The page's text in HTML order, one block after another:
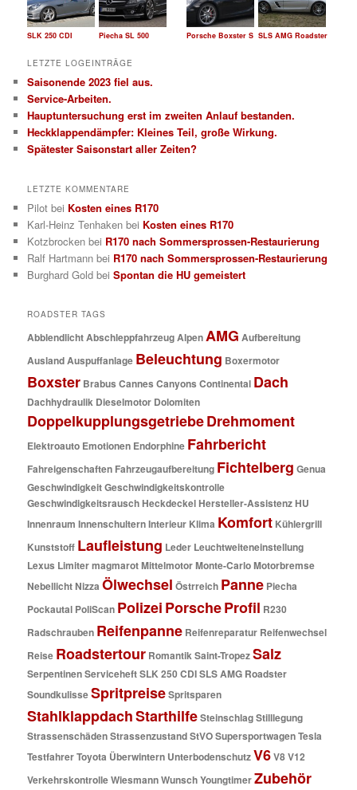
SLK 250 CDI SLS AMG Roadster
Piecha SL 500 Porsche Boxster S
LETZTE LOGEINTRÄGE
Saisonende 2023 fiel aus.
Service-Arbeiten.
Hauptuntersuchung erst im zweiten Anlauf bestanden.
Heckklappendämpfer: Kleines Teil, große Wirkung.
Spätester Saisonstart aller Zeiten?
LETZTE KOMMENTARE
Pilot bei Kosten eines R170
Karl-Heinz Tenhaken bei Kosten eines R170
Kotzbrocken bei R170 nach Sommersprossen-Restaurierung
Ralf Hartmann bei R170 nach Sommersprossen-Restaurierung
Burghard Gold beiSpontan die HU gemeistert
ROADSTER TAGS
AbblendlichtAbschleppfahrzeugAlpenAMG Aufbereitung
AuslandAuspuffanlage Beleuchtung Boxermotor
Boxster Brabus Cannes Canyons Continental Dach
Dachhydraulik Dieselmotor Dolomiten
DoppelkupplungsgetriebeDrehmoment
Elektroauto Emotionen Endorphine Fahrbericht
Fahreigenschaften Fahrzeugaufbereitung Fichtelberg Genua
GeschwindigkeitGeschwindigkeitskontrolle
GeschwindigkeitsrauschHeckdeckelHersteller-AssistenzHU
Innenraum InnenschulternInterieur Klima Komfort Kühlergrill
Kunststoff Laufleistung Leder Leuchtweiteneinstellung
Lexus LimitermagmarotMittelmotorMonte-CarloMotorbremse
NebellichtNizza Ölwechsel Östrreich Panne Piecha
Pockautal PoliScan PolizeiPorscheProfil R230
Radschrauben Reifenpanne Reifenreparatur Reifenwechsel
Reise Roadstertour RomantikSaint-TropezSalz
SerpentinenServiceheftSLK 250 CDISLS AMG Roadster
SoundkulisseSpritpreiseSpritsparen
StahlklappdachStarthilfeSteinschlagStilllegung
StrassenschädenStrassenzustandStVOSupersportwagenTesla
TestfahrerToyota Überwintern UnterbodenschutzV6V8V12
VerkehrskontrolleWiesmannWunschYoungtimerZubehör